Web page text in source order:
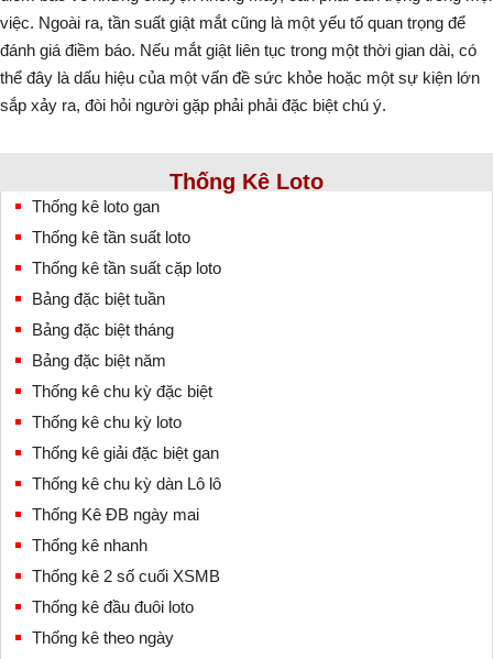
việc. Ngoài ra, tần suất giật mắt cũng là một yếu tố quan trọng để
đánh giá điềm báo. Nếu mắt giật liên tục trong một thời gian dài, có
thể đây là dấu hiệu của một vấn đề sức khỏe hoặc một sự kiện lớn
sắp xảy ra, đòi hỏi người gặp phải phải đặc biệt chú ý.
Thống Kê Loto
Thống kê loto gan
Thống kê tần suất loto
Thống kê tần suất cặp loto
Bảng đặc biệt tuần
Bảng đặc biệt tháng
Bảng đặc biệt năm
Thống kê chu kỳ đặc biệt
Thống kê chu kỳ loto
Thống kê giải đặc biệt gan
Thống kê chu kỳ dàn Lô lô
Thống Kê ĐB ngày mai
Thống kê nhanh
Thống kê 2 số cuối XSMB
Thống kê đầu đuôi loto
Thống kê theo ngày